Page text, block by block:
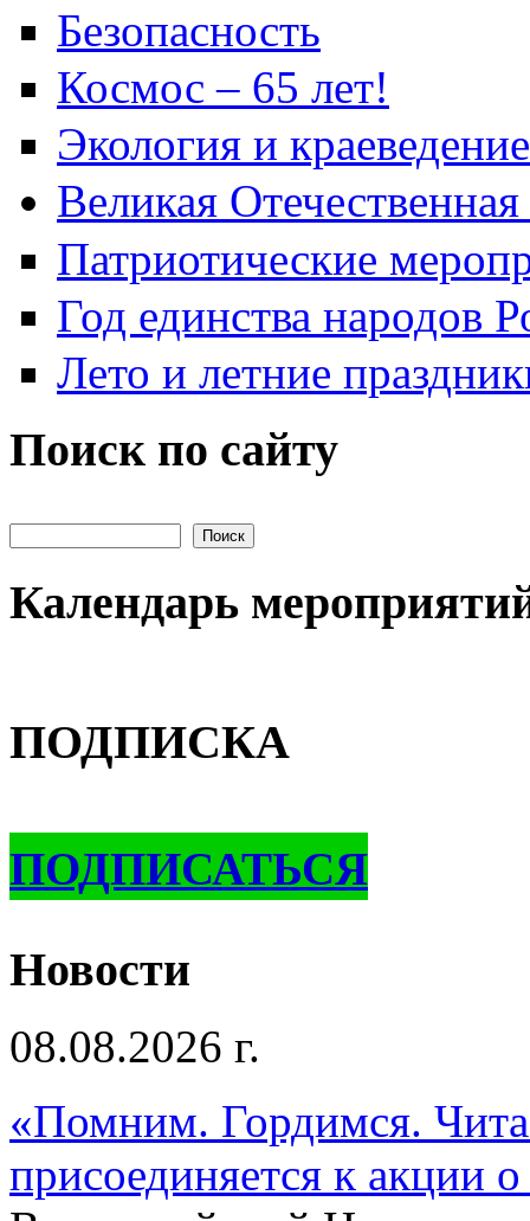
Безопасность
Космос – 65 лет!
Экология и краеведение
Великая
Патриотические
Год единства народов
Лето и летние
Поиск по сайту
Календарь
ПОДПИСКА
ПОДПИСАТЬСЯ
Новости
08.08.2026 г.
«Помним. Гордимся.
присоединяется к акции